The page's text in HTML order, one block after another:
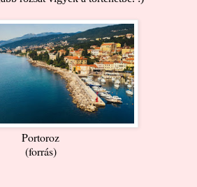
Portoroz
(forrás)